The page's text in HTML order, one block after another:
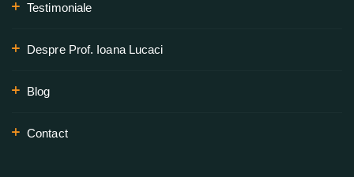
Testimoniale
Despre Prof. Ioana Lucaci
Blog
Contact